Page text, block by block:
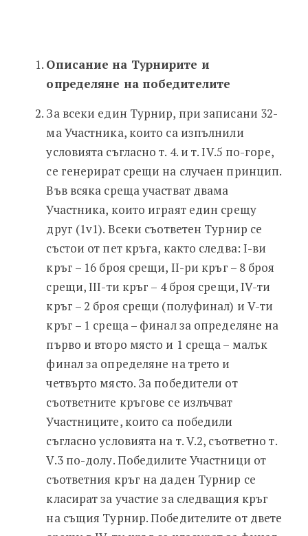
Описание на Турнирите и
определяне на победителите
За всеки един Турнир, при записани 32-
ма Участника, които са изпълнили
условията съгласно т. 4. и т. IV.5 по-горе,
се генерират срещи на случаен принцип.
Във всяка среща участват двама
Участника, които играят един срещу
друг (1v1). Всеки съответен Турнир се
състои от пет кръга, както следва: I-ви
кръг – 16 броя срещи, II-ри кръг – 8 броя
срещи, III-ти кръг – 4 броя срещи, IV-ти
кръг – 2 броя срещи (полуфинал) и V-ти
кръг – 1 среща – финал за определяне на
първо и второ място и 1 среща – малък
финал за определяне на трето и
четвърто място. За победители от
съответните кръгове се излъчват
Участниците, които са победили
съгласно условията на т. V.2, съответно т.
V.3 по-долу. Победилите Участници от
съответния кръг на даден Турнир се
класират за участие за следващия кръг
на същия Турнир. Победителите от двете